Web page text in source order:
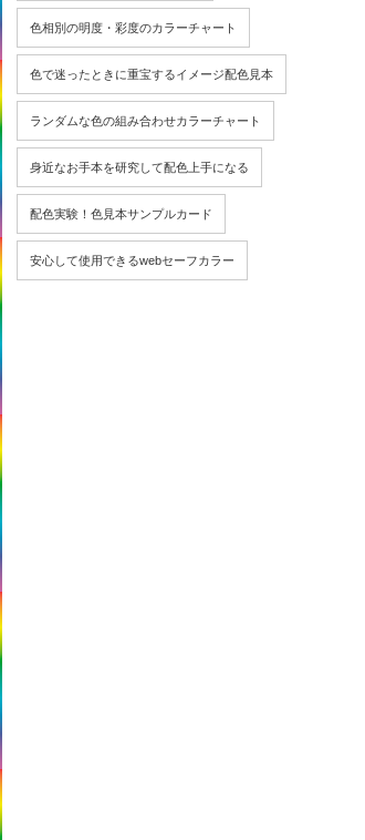
色相別の明度・彩度のカラーチャート
色で迷ったときに重宝するイメージ配色見本
ランダムな色の組み合わせカラーチャート
身近なお手本を研究して配色上手になる
配色実験！色見本サンプルカード
安心して使用できるwebセーフカラー